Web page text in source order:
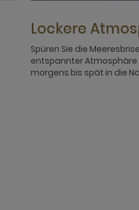
Lockere
Spüren Sie die
entspannter Atmosphäre
morgens bis spät in die